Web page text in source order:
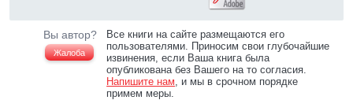
Вы автор?
Жалоба
Все книги на сайте размещаются его
пользователями. Приносим свои глубочайшие
извинения, если Ваша книга была
опубликована без Вашего на то согласия.
Напишите нам, и мы в срочном порядке
примем меры.